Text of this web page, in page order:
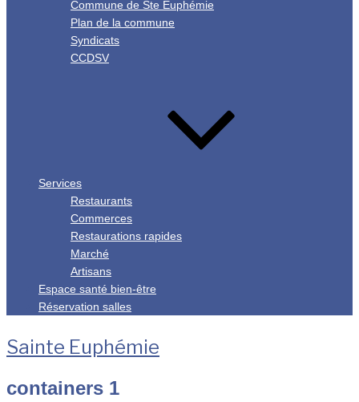
Commune de Ste Euphémie
Plan de la commune
Syndicats
CCDSV
Services
Restaurants
Commerces
Restaurations rapides
Marché
Artisans
Espace santé bien-être
Réservation salles
Sainte Euphémie
containers 1